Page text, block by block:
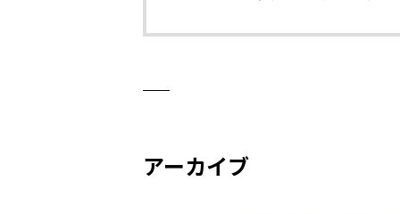
アーカイブ